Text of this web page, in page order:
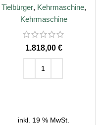
Tielbürger, Kehrmaschine,
Kehrmaschine
€
inkl. 19 % MwSt.